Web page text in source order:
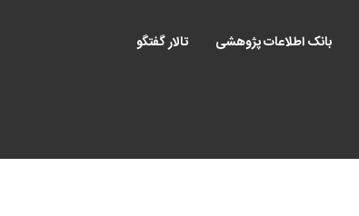
بانک اطلاعات پژوهشی تالار گفتگو